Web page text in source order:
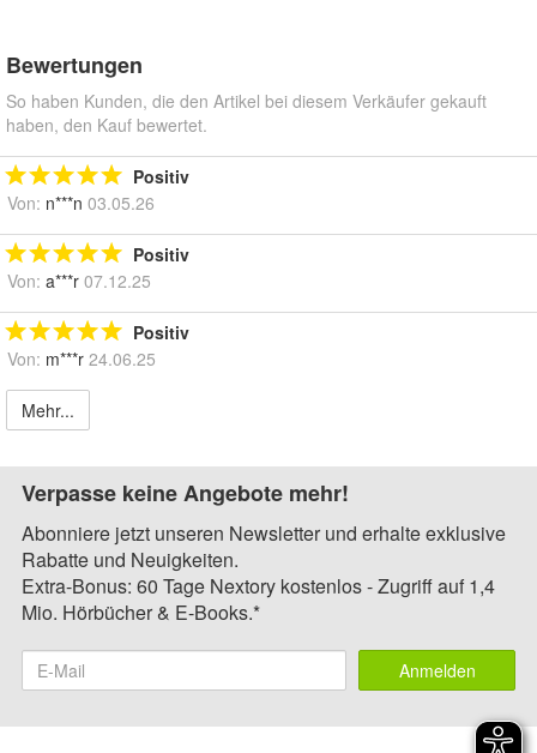
Bewertungen
So haben Kunden, die den Artikel bei diesem Verkäufer gekauft
haben, den Kauf bewertet.
Positiv
Von: n***n 03.05.26
Positiv
Von: a***r 07.12.25
Positiv
Von: m***r 24.06.25
Mehr...
Verpasse keine Angebote mehr!
Abonniere jetzt unseren Newsletter und erhalte exklusive
Rabatte und Neuigkeiten.
Extra-Bonus: 60 Tage Nextory kostenlos - Zugriff auf 1,4
Mio. Hörbücher & E-Books.*
Anmelden